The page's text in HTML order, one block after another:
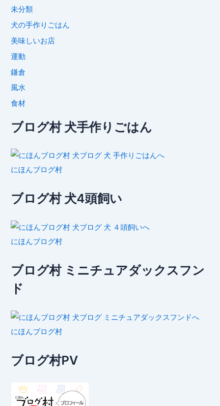
未分類
犬の手作りごはん
美味しいお店
運動
鎌倉
風水
食材
ブログ村 犬手作りごはん
にほんブログ村
ブログ村 犬4頭飼い
にほんブログ村
ブログ村 ミニチュアダックスフン
ド
にほんブログ村
ブログ村PV